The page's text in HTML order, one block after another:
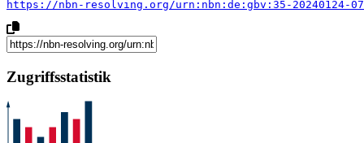
https://nbn-resolving.org/urn:nbn:de:gbv:35-20240124-
Zugriffsstatistik